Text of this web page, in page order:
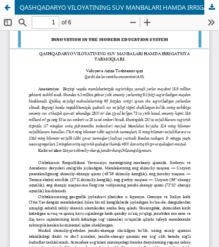
QASHQADARYO VILOYATINING SUV MANBALARI HAMDA IRRIGATSIYA TARMOQLARI.